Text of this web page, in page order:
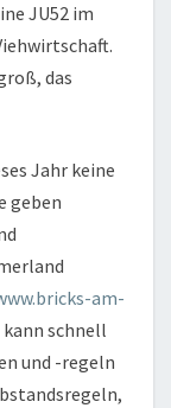
JU52 im
das
Jahr keine
geben
am-
kann schnell
und -regeln